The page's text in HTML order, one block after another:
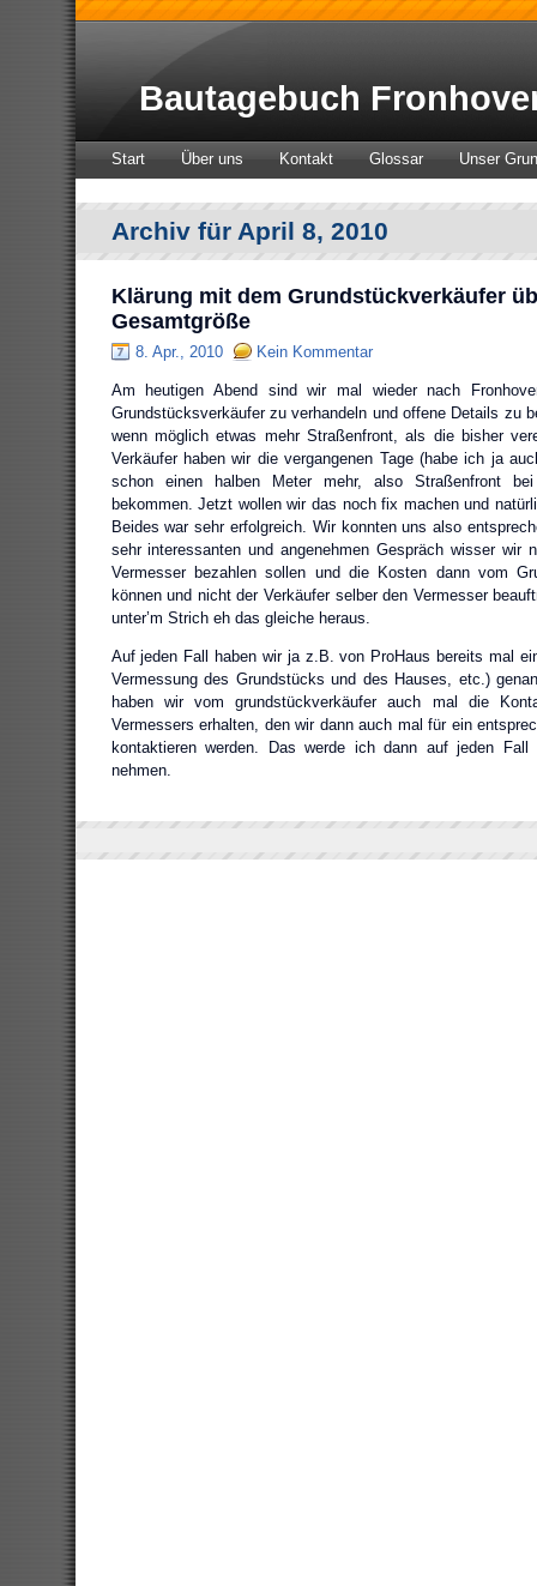
Bautagebuch
Start Über uns Kontakt Glossar Unser
Archiv für April 8, 2010
Klärung mit dem Grundstückverkäufer
Gesamtgröße
8. Apr., 2010 Kein Kommentar
Am heutigen Abend sind wir mal wieder nach
Grundstücksverkäufer zu verhandeln und offene Details zu
wenn möglich etwas mehr Straßenfront, als die bisher
Verkäufer haben wir die vergangenen Tage (habe ich ja
schon einen halben Meter mehr, also Straßenfront
bekommen. Jetzt wollen wir das noch fix machen und
Beides war sehr erfolgreich. Wir konnten uns also
sehr interessanten und angenehmen Gespräch wisser wir
Vermesser bezahlen sollen und die Kosten dann vom
können und nicht der Verkäufer selber den Vermesser
unter’m Strich eh das gleiche heraus.
Auf jeden Fall haben wir ja z.B. von ProHaus bereits mal
Vermessung des Grundstücks und des Hauses, etc.)
haben wir vom grundstückverkäufer auch mal die
Vermessers erhalten, den wir dann auch mal für ein
kontaktieren werden. Das werde ich dann auf jeden
nehmen.